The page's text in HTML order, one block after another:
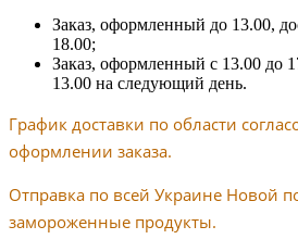
Заказ, оформленный до 13.00,
18.00;
Заказ, оформленный с 13.00 до
13.00 на следующий день.
График доставки по области
оформлении заказа.
Отправка по всей Украине Новой
замороженные продукты.